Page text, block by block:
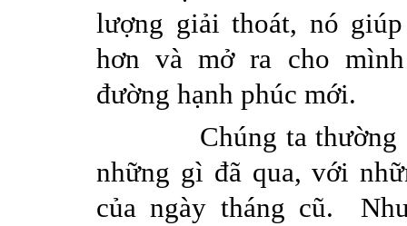
lượng giải thoát, nó giúp
hơn và mở ra cho mình
đường hạnh phúc mới.
Chúng ta thường
những gì đãqua,với
của ngày tháng cũ.